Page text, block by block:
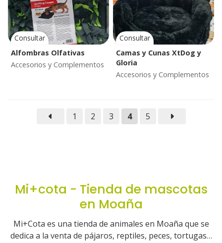
Alfombras Olfativas
Accesorios y Complementos
Consultar
Camas y Cunas XtDog y
Gloria
Accesorios y Complementos
Consultar
1 2 3 4 5
Mi+cota - Tienda de mascotas
en Moaña
Mi+Cota es una tienda de animales en Moaña que se
dedica a la venta de pájaros, reptiles, peces, tortugas…